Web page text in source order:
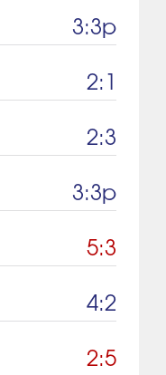
3:3p
2:1
2:3
3:3p
5:3
4:2
2:5